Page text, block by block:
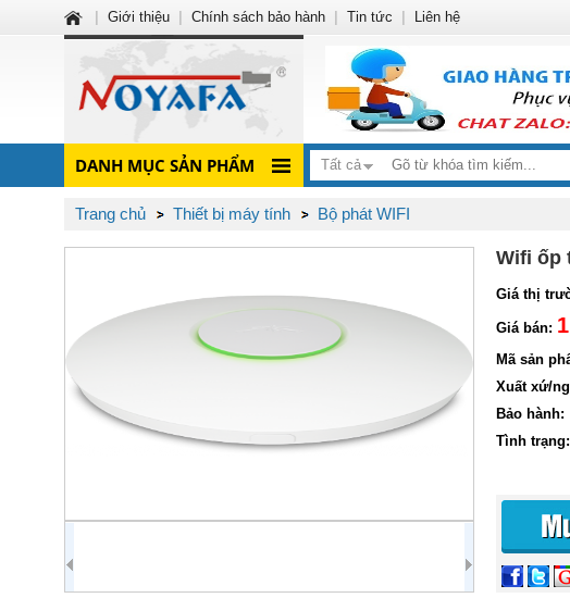
DANH MỤC SẢN PHẨM Tất cả
Trang chủ Thiết bị máy tính Bộ phát WIFI
Wifi ốp
Giá thị
Giá bán:
Mã sản
Xuất xứ/
Bảo hành:
Tình trạng:
Giới thiệu Chính sách bảo hành Tin tức Liên hệ